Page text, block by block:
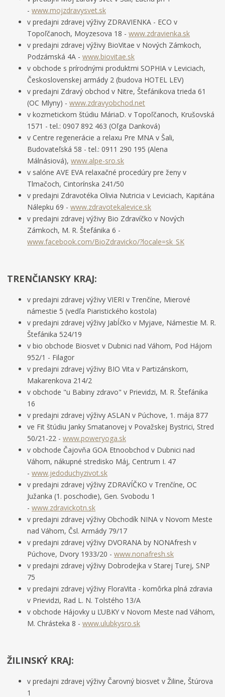
-www.mojzdravysvet.sk
v predajni zdravej výživy ZDRAVIENKA - ECO v
Topoľčanoch, Moyzesova 18 -www.zdravienka.sk
v predajni zdravej výživy BioVitae v Nových Zámkoch,
Podzámská 4A -www.biovitae.sk
v obchode s prírodnými produktmi SOPHIA v Leviciach,
Československej armády 2 (budova HOTEL LEV)
v predajni Zdravý obchod v Nitre, Štefánikova trieda 61
(OC Mlyny) -www.zdravyobchod.net
v kozmetickom štúdiu MáriaD. v Topoľčanoch, Krušovská
1571 - tel.: 0907 892 463 (Oľga Danková)
v Centre regenerácie a relaxu Pre MNA v Šali,
Budovateľská 58 - tel.: 0911 290 195 (Alena
Málnásiová),www.alpe-sro.sk
v salóne AVE EVA relaxačné procedúry pre ženy v
Tlmačoch, Cintorínska 241/50
v predajni Zdravotéka Olivia Nutricia v Leviciach, Kapitána
Nálepku 69 -www.zdravotekalevice.sk
v predajni zdravej výživy Bio Zdravíčko v Nových
Zámkoch, M. R. Štefánika 6 -
www.facebook.com/BioZdravicko/?locale=sk_SK
TRENČIANSKY KRAJ:
v predajni zdravej výživy VIERI v Trenčíne, Mierové
námestie 5 (vedľa Piaristického kostola)
v predajni zdravej výživy Jabĺčko v Myjave, Námestie M. R.
Štefánika 524/19
v bio obchode Biosvet v Dubnici nad Váhom, Pod Hájom
952/1 - Filagor
v predajni zdravej výživy BIO Vita v Partizánskom,
Makarenkova 214/2
v obchode "u Babiny zdravo" v Prievidzi, M. R. Štefánika
16
v predajni zdravej výživy ASLAN v Púchove, 1. mája 877
ve Fit štúdiu Janky Smatanovej v Považskej Bystrici, Stred
50/21-22 -www.poweryoga.sk
v obchode Čajovňa GOA Etnoobchod v Dubnici nad
Váhom, nákupné stredisko Máj, Centrum I. 47
-www.jedoduchyzivot.sk
v predajni zdravej výživy ZDRAVÍČKO v Trenčíne, OC
Južanka (1. poschodie), Gen. Svobodu 1
-www.zdravickotn.sk
v predajni zdravej výživy Obchodík NINA v Novom Meste
nad Váhom, Čsl. Armády 79/17
v predajni zdravej výživy DVORANA by NONAfresh v
Púchove, Dvory 1933/20 -www.nonafresh.sk
v predajni zdravej výživy Dobrodejka v Starej Turej, SNP
75
v predajni zdravej výživy FloraVita - komôrka plná zdravia
v Prievidzi, Rad L. N. Tolstého 13/A
v obchode Hájovky u ĽUBKY v Novom Meste nad Váhom,
M. Chrásteka 8 -www.ulubkysro.sk
ŽILINSKÝ KRAJ:
v predajni zdravej výživy Čarovný biosvet v Žiline, Štúrova
1